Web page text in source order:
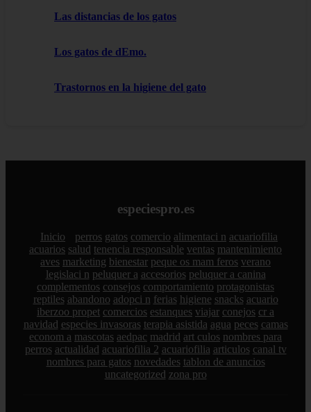
Las distancias de los gatos
Los gatos de dEmo.
Trastornos en la higiene del gato
especiespro.es
Inicio perros gatos comercio alimentaci n acuariofilia
acuarios salud tenencia responsable ventas mantenimiento
aves marketing bienestar peque os mam feros verano
legislaci n peluquer a accesorios peluquer a canina
complementos consejos comportamiento protagonistas
reptiles abandono adopci n ferias higiene snacks acuario
iberzoo propet comercios estanques viajar conejos cr a
navidad especies invasoras terapia asistida agua peces camas
econom a mascotas aedpac madrid art culos nombres para
perros actualidad acuariofilia 2 acuariofilia articulos canal tv
nombres para gatos novedades tablon de anuncios
uncategorized zona pro